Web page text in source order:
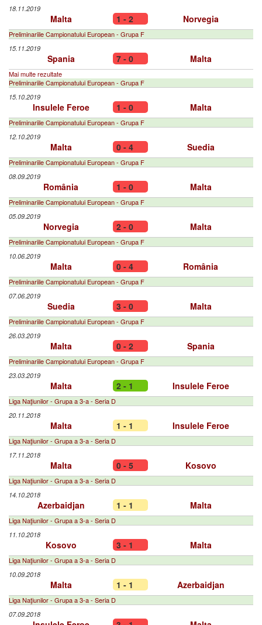
18.11.2019
Malta 1 - 2 Norvegia
Preliminariile Campionatului European - Grupa F
15.11.2019
Spania 7 - 0 Malta
Mai multe rezultate
Preliminariile Campionatului European - Grupa F
15.10.2019
Insulele Feroe 1 - 0 Malta
Preliminariile Campionatului European - Grupa F
12.10.2019
Malta 0 - 4 Suedia
Preliminariile Campionatului European - Grupa F
08.09.2019
România 1 - 0 Malta
Preliminariile Campionatului European - Grupa F
05.09.2019
Norvegia 2 - 0 Malta
Preliminariile Campionatului European - Grupa F
10.06.2019
Malta 0 - 4 România
Preliminariile Campionatului European - Grupa F
07.06.2019
Suedia 3 - 0 Malta
Preliminariile Campionatului European - Grupa F
26.03.2019
Malta 0 - 2 Spania
Preliminariile Campionatului European - Grupa F
23.03.2019
Malta 2 - 1 Insulele Feroe
Liga Naţiunilor - Grupa a 3-a - Seria D
20.11.2018
Malta 1 - 1 Insulele Feroe
Liga Naţiunilor - Grupa a 3-a - Seria D
17.11.2018
Malta 0 - 5 Kosovo
Liga Naţiunilor - Grupa a 3-a - Seria D
14.10.2018
Azerbaidjan 1 - 1 Malta
Liga Naţiunilor - Grupa a 3-a - Seria D
11.10.2018
Kosovo 3 - 1 Malta
Liga Naţiunilor - Grupa a 3-a - Seria D
10.09.2018
Malta 1 - 1 Azerbaidjan
Liga Naţiunilor - Grupa a 3-a - Seria D
07.09.2018